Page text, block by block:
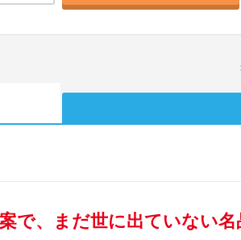
で、まだ世に出ていない